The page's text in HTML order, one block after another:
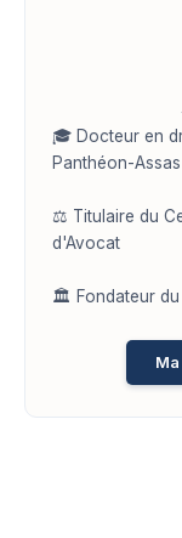
🎓 Docteur en
Panthéon-Assas
⚖️ Titulaire du
d'Avocat
🏛️ Fondateur du